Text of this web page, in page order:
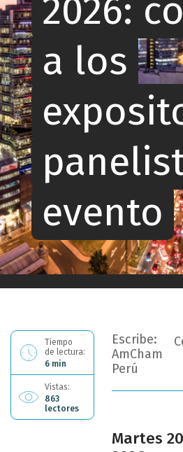
2026:
a los
evento
Tiempo
de lectura:
6 min
Vistas:
863
lectores
Escribe:
AmCham
Perú
Martes